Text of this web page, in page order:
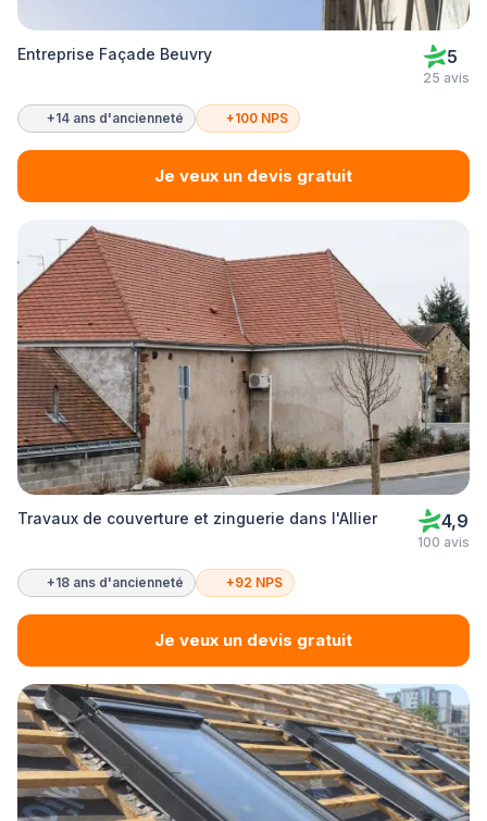
Entreprise Façade Beuvry 5
25 avis
+14 ans d'ancienneté +100 NPS
Je veux un devis gratuit
Travaux de couverture et zinguerie dans l'Allier 4,9
100 avis
+18 ans d'ancienneté +92 NPS
Je veux un devis gratuit